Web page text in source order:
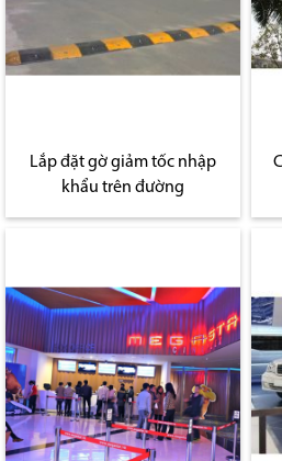
Lắp đặt gờ giảm tốc nhập
khẩu trên đường